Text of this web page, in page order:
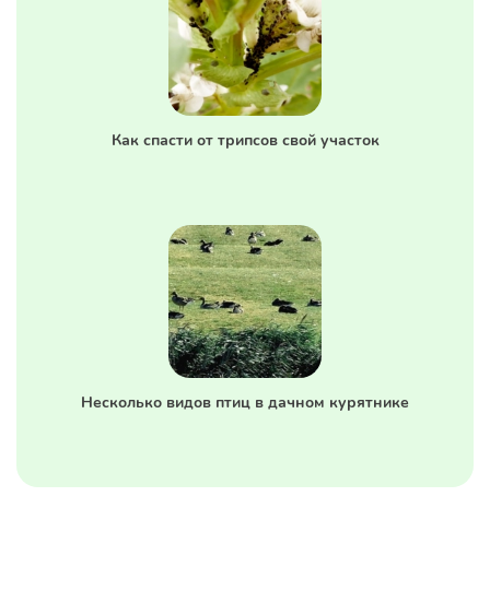
Как спасти от трипсов свой участок
Несколько видов птиц в дачном курятнике